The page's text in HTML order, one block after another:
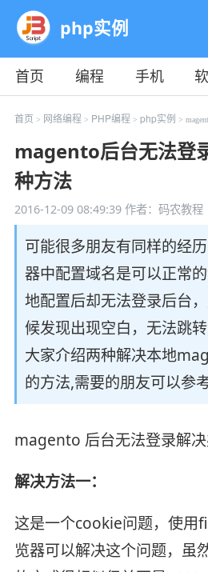
php实例
首页 编程 手机
教程
平面 服务器
首页 > 网络编程 > PHP编程 > php实例 >
magento后台无法登
种方法
2016-12-09 08:49:39作者：码农教程
可能很多朋友有同样的经
器中配置域名是可以正常
地配置后却无法登录后台
候发现出现空白，无法跳
大家介绍两种解决本地
的方法,需要的朋友可以参
magento 后台无法登录解
解决方法一：
这是一个cookie问题，使用
览器可以解决这个问题，虽